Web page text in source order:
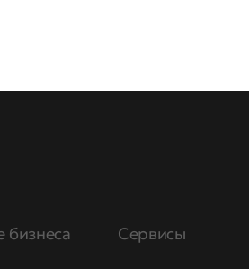
бизнеса Сервисы